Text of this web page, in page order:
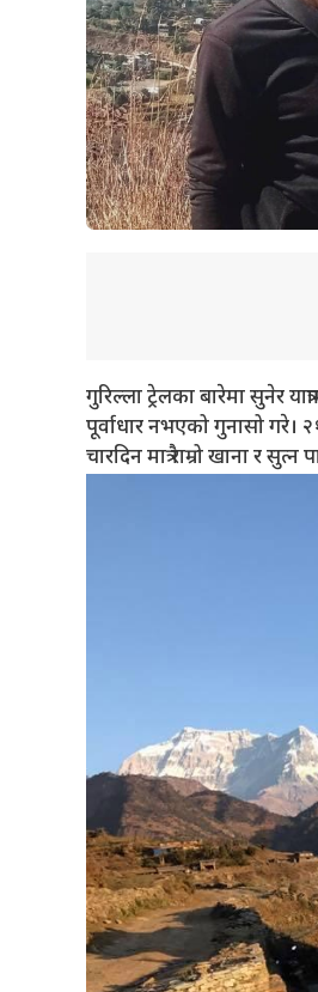
गुरिल्ला ट्रेलका बारेमा सुनेर
पूर्वाधार नभएको गुनासो
चारदिन मात्रै राम्रो खाना र